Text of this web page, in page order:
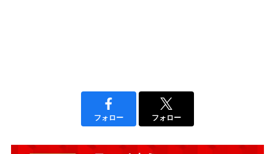
フォロー フォロー